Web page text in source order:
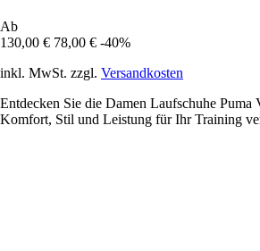
Ab
130,00 € 78,00 € -40%
inkl. MwSt. zzgl. Versandkosten
Entdecken Sie die Damen Laufschuhe
Komfort, Stil und Leistung für Ihr Training